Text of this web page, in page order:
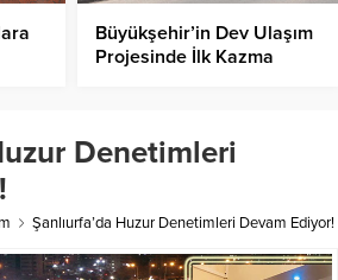
Büyükşehir’in Dev Ulaşım
Projesinde İlk Kazma
Denetimleri
Şanlıurfa’da Huzur Denetimleri Devam Ediyor!